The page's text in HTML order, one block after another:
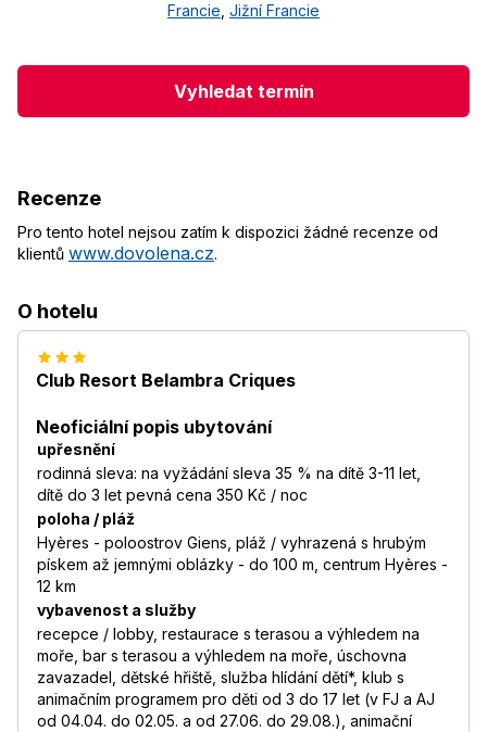
Francie Jižní Francie
Vyhledat termín
Recenze
Pro tento hotel nejsou zatím k dispozici žádné recenze od
klientů www.dovolena.cz.
O hotelu
Club Resort Belambra Criques
Neoficiální popis ubytování
upřesnění
rodinná sleva: na vyžádání sleva 35 % na dítě 3-11 let,
dítě do 3 let pevná cena 350 Kč / noc
poloha / pláž
Hyères - poloostrov Giens, pláž / vyhrazená s hrubým
pískem až jemnými oblázky - do 100 m, centrum Hyères -
12 km
vybavenost a služby
recepce / lobby, restaurace s terasou a výhledem na
moře, bar s terasou a výhledem na moře, úschovna
zavazadel, dětské hřiště, služba hlídání dětí*, klub s
animačním programem pro děti od 3 do 17 let (v FJ a AJ
od 04.04. do 02.05. a od 27.06. do 29.08.), animační